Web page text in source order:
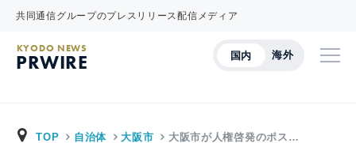
共同通信グループのプレスリリース配信メディア
国内 海外
KYODO NEWS
PRWIRE
TOP 自治体 大阪市 大阪市が人権啓発のポス…